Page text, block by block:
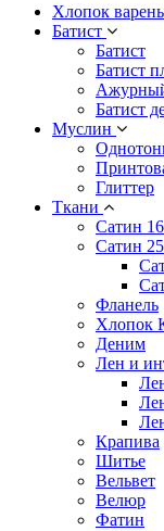
Хлопок
Батист
Батист
Батист
Батист
Муслин
Глиттер
Ткани
Сатин
Сатин
Фланель
Хлопок
Деним
Лен и
Крапива
Шитье
Вельвет
Велюр
Фатин